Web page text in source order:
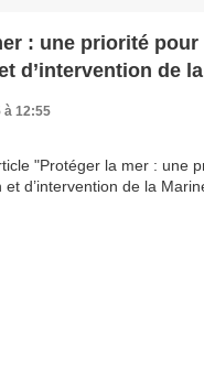
: une priorité
d’intervention de
à 12:55